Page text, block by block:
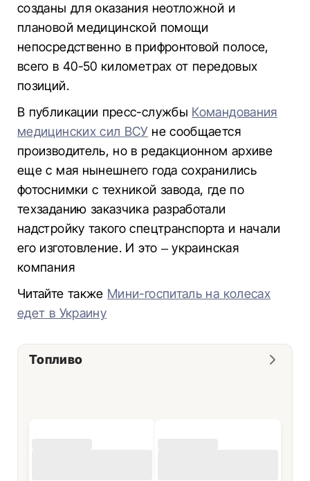
созданы для оказания неотложной и
плановой медицинской помощи
непосредственно в прифронтовой полосе,
всего в 40-50 километрах от передовых
позиций.
В публикации пресс-службы Командования
медицинских сил ВСУ не сообщается
производитель, но в редакционном архиве
еще с мая нынешнего года сохранились
фотоснимки с техникой завода, где по
техзаданию заказчика разработали
надстройку такого спецтранспорта и начали
его изготовление. И это – украинская
компания
Читайте также Мини-госпиталь на колесах
едет в Украину
Топливо